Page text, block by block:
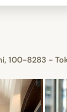
100-8283 -